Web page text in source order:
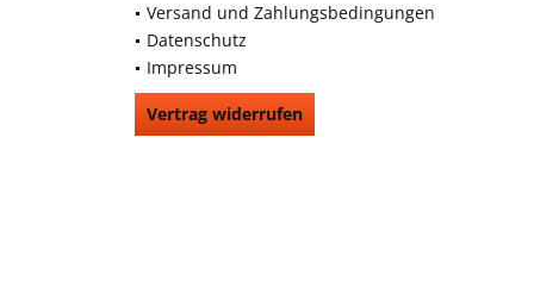
Versand und Zahlungsbedingungen
Datenschutz
Impressum
Vertrag widerrufen